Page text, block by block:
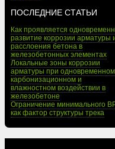
ПОСЛЕДНИЕ СТАТЬИ
Как проявляется
развитие коррозии арматуры
расслоения бетона в
железобетонных элементах
Локальные зоны коррозии
арматуры при одновременном
карбонизационном и
влажностном воздействии в
железобетоне
Ограничение минимального
как фактор структуры трека